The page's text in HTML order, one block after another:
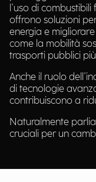
l'uso di combustibili
offrono soluzioni
energia e
come la mobilità
trasporti pubblici
Anche il ruolo
di tecnologie
contribuiscono a
Naturalmente
cruciali per un